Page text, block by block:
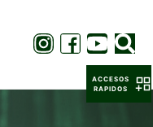
ACCESOS
RAPIDOS